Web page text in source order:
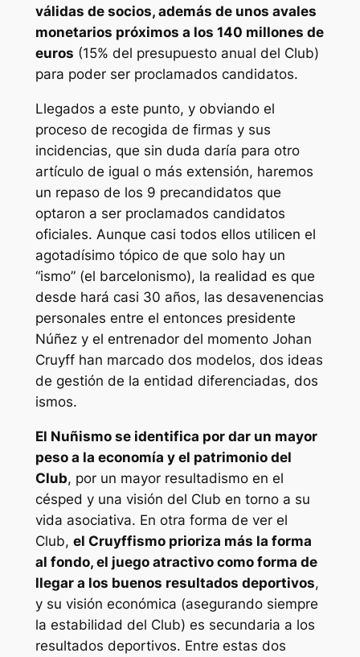
válidas de socios, además de unos avales
monetarios próximos a los 140 millones de
euros (15% del presupuesto anual del Club)
para poder ser proclamados candidatos.
Llegados a este punto, y obviando el
proceso de recogida de firmas y sus
incidencias, que sin duda daría para otro
artículo de igual o más extensión, haremos
un repaso de los 9 precandidatos que
optaron a ser proclamados candidatos
oficiales. Aunque casi todos ellos utilicen el
agotadísimo tópico de que solo hay un
“ismo” (el barcelonismo), la realidad es que
desde hará casi 30 años, las desavenencias
personales entre el entonces presidente
Núñez y el entrenador del momento Johan
Cruyff han marcado dos modelos, dos ideas
de gestión de la entidad diferenciadas, dos
ismos.
El Nuñismo se identifica por dar un mayor
peso a la economía y el patrimonio del
Club, por un mayor resultadismo en el
césped y una visión del Club en torno a su
vida asociativa. En otra forma de ver el
Club, el Cruyffismo prioriza más la forma
al fondo, el juego atractivo como forma de
llegar a los buenos resultados deportivos,
y su visión económica (asegurando siempre
la estabilidad del Club) es secundaria a los
resultados deportivos. Entre estas dos